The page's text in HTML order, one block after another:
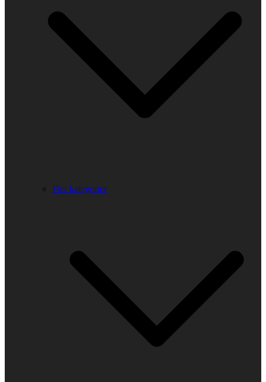
Fler kategorier